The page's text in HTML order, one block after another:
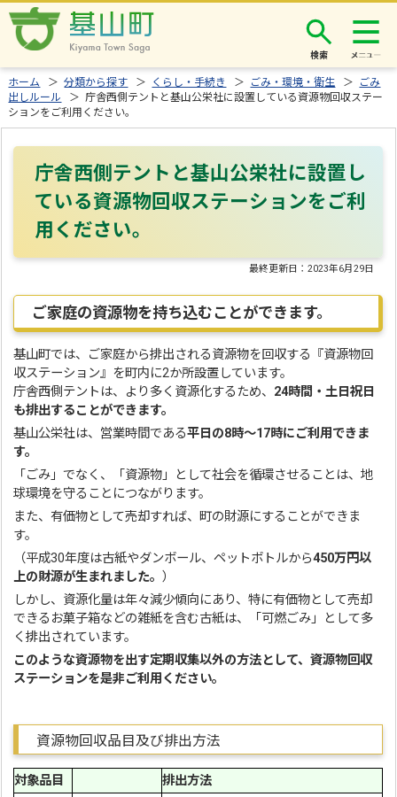
検索
ホーム ＞分類から探す ＞ くらし・手続き ＞ ごみ・環境・衛生 ＞
ごみ
出しルール
＞ 庁舎西側テントと基山公栄社に設置している資源物回収ステー
ションをご利用ください。
庁舎西側テントと基山公栄社に設置し
ている資源物回収ステーションをご利
用ください。
最終更新日：2023年6月29日
ご家庭の資源物を持ち込むことができます。
基山町では、ご家庭から排出される資源物を回収する『資源物回
収ステーション』を町内に2か所設置しています。
庁舎西側テントは、より多く資源化するため、 24時間・土日祝日
も排出することができます。
基山公栄社は、営業時間である平日の8時～17時にご利用できま
す。
「ごみ」でなく、「資源物」として社会を循環させることは、地
球環境を守ることにつながります。
また、有価物として売却すれば、町の財源にすることができま
す。
（平成30年度は古紙やダンボール、ペットボトルから450万円以
上の財源が生まれました。 ）
しかし、資源化量は年々減少傾向にあり、特に有価物として売却
できるお菓子箱などの雑紙を含む古紙は、「可燃ごみ」として多
く排出されています。
このような資源物を出す定期収集以外の方法として、資源物回収
ステーションを是非ご利用ください。
資源物回収品目及び排出方法
対象品目 排出方法